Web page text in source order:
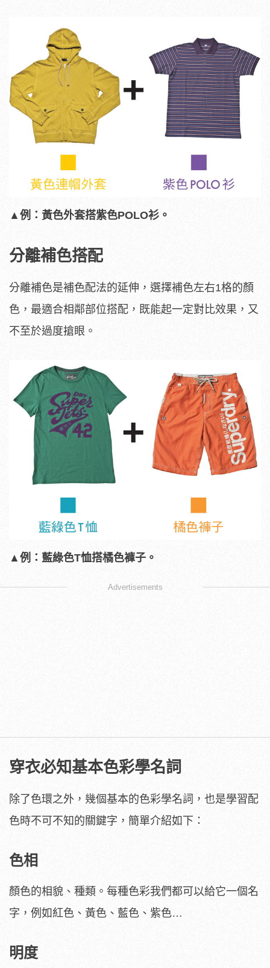
▲例：黃色外套搭紫色POLO衫。
分離補色搭配
分離補色是補色配法的延伸，選擇補色左右1格的顏
色，最適合相鄰部位搭配，既能起一定對比效果，又
不至於過度搶眼。
▲例：藍綠色T恤搭橘色褲子。
Advertisements
穿衣必知基本色彩學名詞
除了色環之外，幾個基本的色彩學名詞，也是學習配
色時不可不知的關鍵字，簡單介紹如下：
色相
顏色的相貌、種類。每種色彩我們都可以給它一個名
字，例如紅色、黃色、藍色、紫色…
明度